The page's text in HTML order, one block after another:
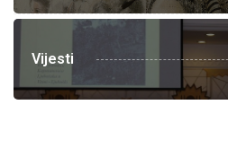
Vijesti